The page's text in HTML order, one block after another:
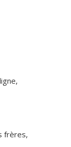
frères,